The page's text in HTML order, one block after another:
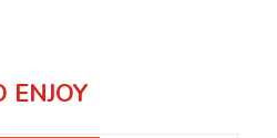
ENJOY